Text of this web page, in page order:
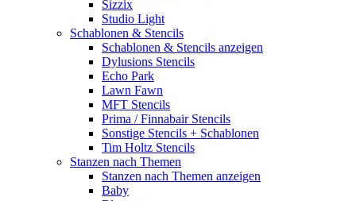
Sizzix
Studio Light
Schablonen & Stencils
Schablonen & Stencils anzeigen
Dylusions Stencils
Echo Park
Lawn Fawn
MFT Stencils
Prima / Finnabair Stencils
Sonstige Stencils + Schablonen
Tim Holtz Stencils
Stanzen nach Themen
Stanzen nach Themen anzeigen
Baby